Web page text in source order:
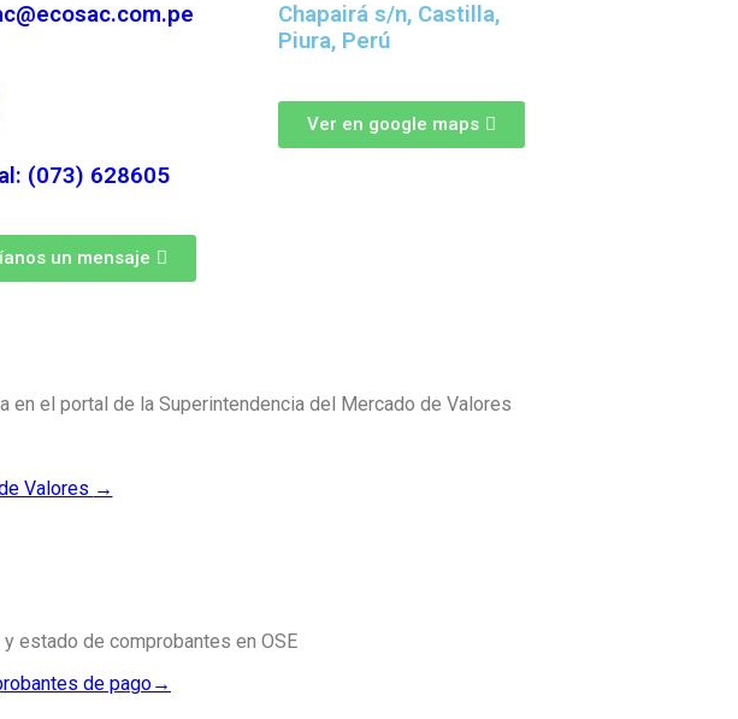
(073) 628605
un mensaje
Chapairá s/n, Castilla,
Piura, Perú
Ver en google maps
en el portal de la Superintendencia del Mercado de Valores
Valores →
estado de comprobantes en OSE
de pago→